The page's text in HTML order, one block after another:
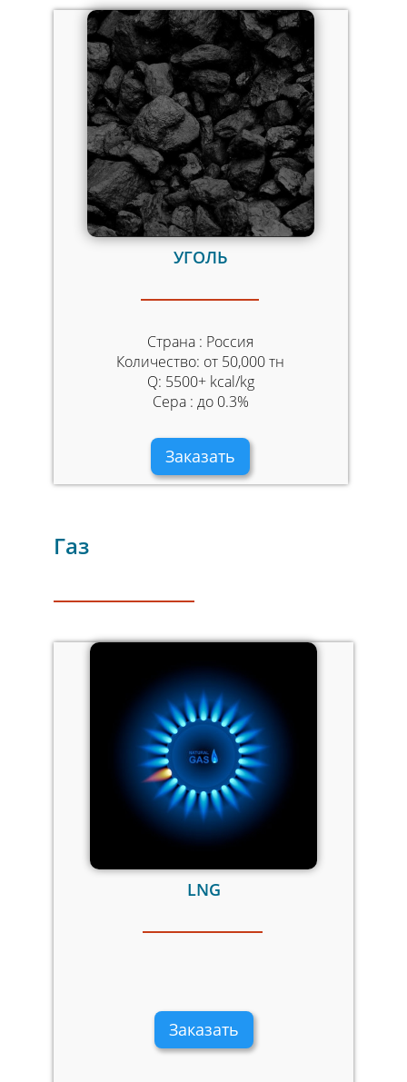
УГОЛЬ
Страна : Россия
Количество: от 50,000 тн
Q: 5500+ kcal/kg
Сера : до 0.3%
Заказать
Газ
LNG
Заказать